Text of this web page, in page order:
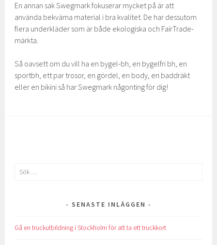
En annan sak Swegmark fokuserar mycket på är att
använda bekväma material i bra kvalitet. De har dessutom
flera underkläder som är både ekologiska och FairTrade-
märkta.
Så oavsett om du vill ha en bygel-bh, en bygelfri bh, en
sportbh, ett par trosor, en gördel, en body, en baddräkt
eller en bikini så har Swegmark någonting för dig!
Sök
SENASTE INLÄGGEN
Gå en truckutbildning i Stockholm för att ta ett truckkort